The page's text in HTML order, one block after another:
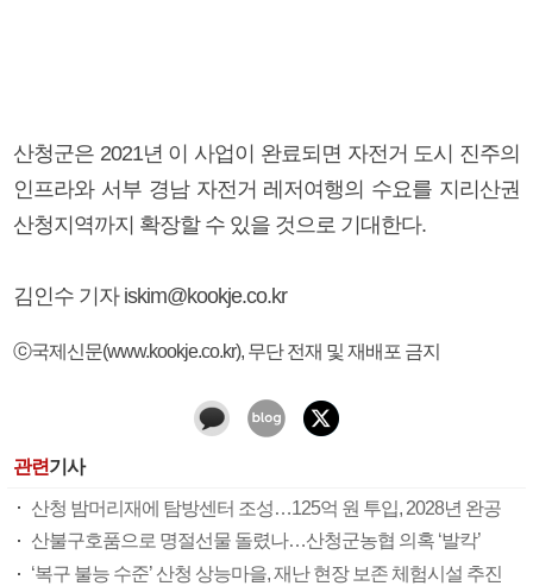
산청군은 2021년 이 사업이 완료되면 자전거 도시 진주의
인프라와 서부 경남 자전거 레저여행의 수요를 지리산권
산청지역까지 확장할 수 있을 것으로 기대한다.
김인수 기자 iskim@kookje.co.kr
ⓒ국제신문(www.kookje.co.kr), 무단 전재 및 재배포 금지
관련기사
산청 밤머리재에 탐방센터 조성…125억 원 투입, 2028년 완공
산불구호품으로 명절선물 돌렸나…산청군농협 의혹 ‘발칵’
‘복구 불능 수준’ 산청 상능마을, 재난 현장 보존 체험시설 추진